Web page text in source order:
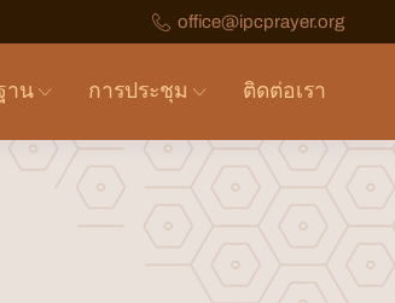
office@ipcprayer.org
าน การประชุม ติดต่อเรา